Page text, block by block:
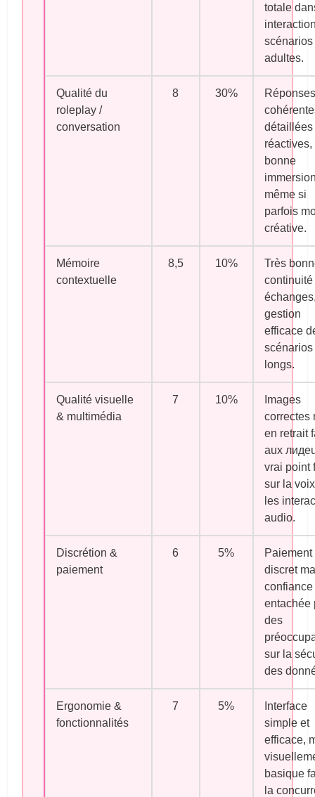
totale
scénarios
adultes.
Qualité du
roleplay /
conversation
8 30%
Réponses
détaillées
réactives,
bonne
même si
parfois
créative.
Mémoire
contextuelle
8,5 10%
Très
continuité
gestion
efficace
scénarios
longs.
Qualité visuelle
& multimédia
7 10%
Images
correctes
en retrait
aux
vrai point
sur la
les
audio.
Discrétion &
paiement
6 5%
Paiement
discret
confiance
entachée
des
sur la
des
Ergonomie &
fonctionnalités
7 5%
Interface
simple et
efficace,
basique
la